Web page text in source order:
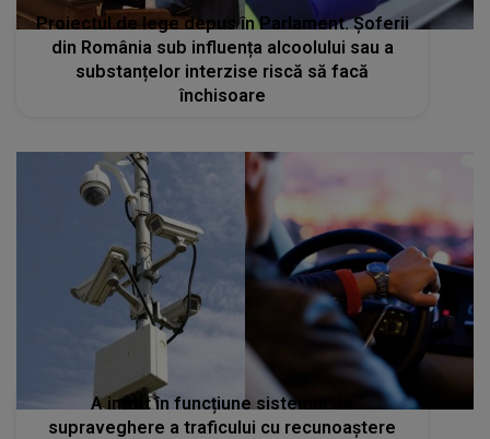
Proiectul de lege depus în Parlament. Șoferii
din România sub influența alcoolului sau a
substanțelor interzise riscă să facă
închisoare
A intrat în funcțiune sistemul de
supraveghere a traficului cu recunoaștere